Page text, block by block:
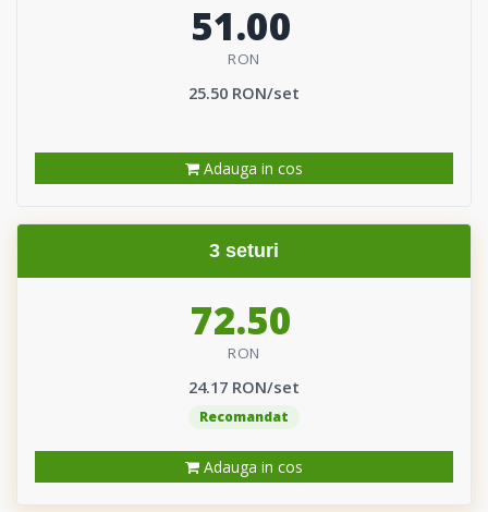
51.00
RON
25.50 RON/set
Adauga in cos
3 seturi
72.50
RON
24.17 RON/set
Recomandat
Adauga in cos